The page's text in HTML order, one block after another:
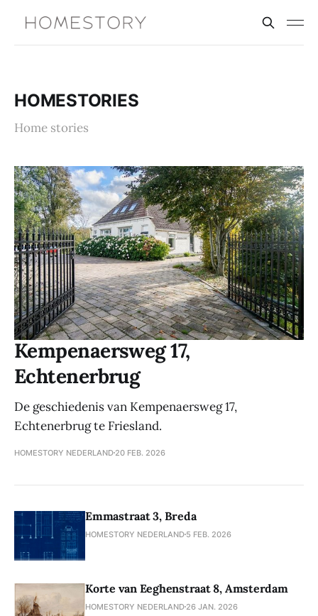
HOMESTORIES
Home stories
Kempenaersweg 17,
Echtenerbrug
De geschiedenis van Kempenaersweg 17,
Echtenerbrug te Friesland.
HOMESTORY NEDERLAND 20 FEB. 2026
Emmastraat 3, Breda
HOMESTORY NEDERLAND 5 FEB. 2026
Korte van Eeghenstraat 8, Amsterdam
HOMESTORY NEDERLAND 26 JAN. 2026